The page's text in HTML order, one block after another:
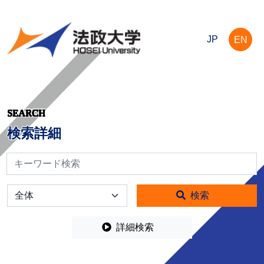
JP EN
SEARCH
検索詳細
検索
全体 検索
詳細検索